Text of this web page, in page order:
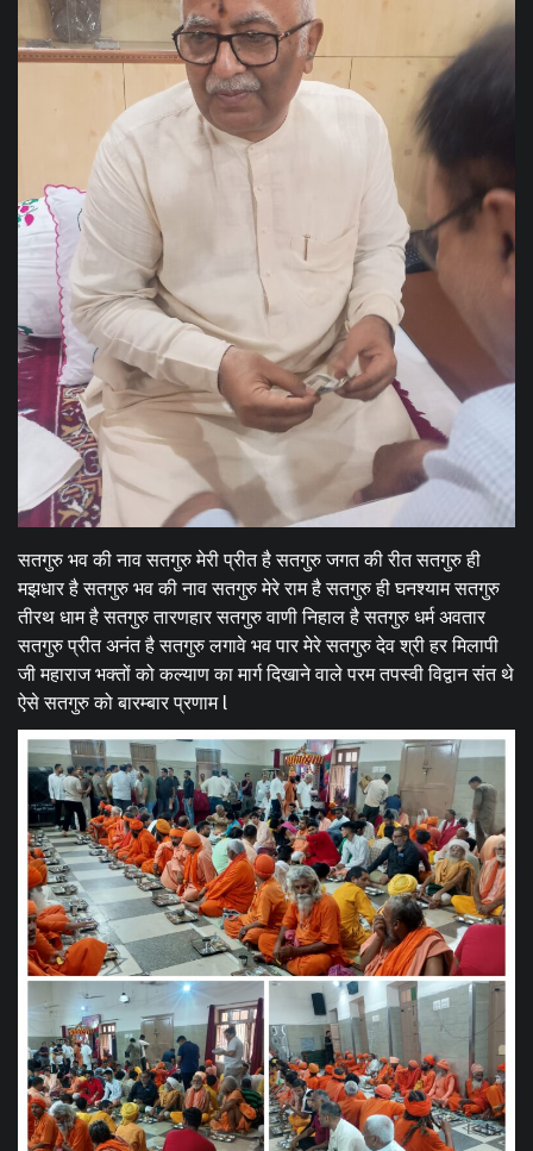
सतगुरु भव की नाव सतगुरु मेरी प्रीत है सतगुरु जगत की रीत सतगुरु ही
मझधार है सतगुरु भव की नाव सतगुरु मेरे राम है सतगुरु ही घनश्याम सतगुरु
तीरथ धाम है सतगुरु तारणहार सतगुरु वाणी निहाल है सतगुरु धर्म अवतार
सतगुरु प्रीत अनंत है सतगुरु लगावे भव पार मेरे सतगुरु देव श्री हर मिलापी
जी महाराज भक्तों को कल्याण का मार्ग दिखाने वाले परम तपस्वी विद्वान संत थे
ऐसे सतगुरु को बारम्बार प्रणाम l